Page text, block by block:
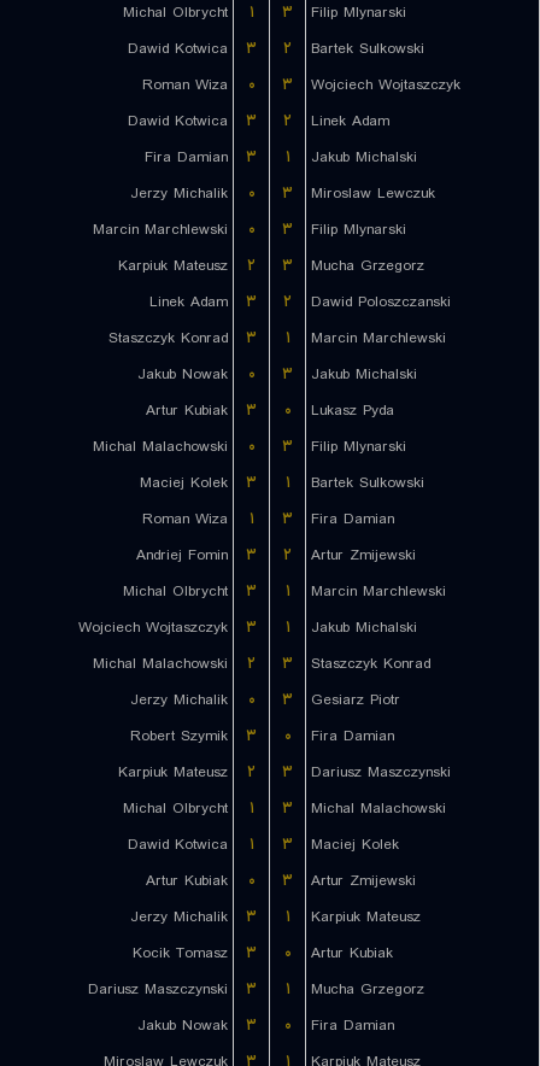
Michal Olbrycht
۱ ۳
Filip Mlynarski
Dawid Kotwica
۳ ۲
Bartek Sulkowski
Roman Wiza
۰ ۳
Wojciech Wojtaszczyk
Dawid Kotwica
۳ ۲
Linek Adam
Fira Damian
۳ ۱
Jakub Michalski
Jerzy Michalik
۰ ۳
Miroslaw Lewczuk
Marcin Marchlewski
۰ ۳
Filip Mlynarski
Karpiuk Mateusz
۲ ۳
Mucha Grzegorz
Linek Adam
۳ ۲
Dawid Poloszczanski
Staszczyk Konrad
۳ ۱
Marcin Marchlewski
Jakub Nowak
۰ ۳
Jakub Michalski
Artur Kubiak
۳ ۰
Lukasz Pyda
Michal Malachowski
۰ ۳
Filip Mlynarski
Maciej Kolek
۳ ۱
Bartek Sulkowski
Roman Wiza
۱ ۳
Fira Damian
Andriej Fomin
۳ ۲
Artur Zmijewski
Michal Olbrycht
۳ ۱
Marcin Marchlewski
Wojciech Wojtaszczyk
۳ ۱
Jakub Michalski
Michal Malachowski
۲ ۳
Staszczyk Konrad
Jerzy Michalik
۰ ۳
Gesiarz Piotr
Robert Szymik
۳ ۰
Fira Damian
Karpiuk Mateusz
۲ ۳
Dariusz Maszczynski
Michal Olbrycht
۱ ۳
Michal Malachowski
Dawid Kotwica
۱ ۳
Maciej Kolek
Artur Kubiak
۰ ۳
Artur Zmijewski
Jerzy Michalik
۳ ۱
Karpiuk Mateusz
Kocik Tomasz
۳ ۰
Artur Kubiak
Dariusz Maszczynski
۳ ۱
Mucha Grzegorz
Jakub Nowak
۳ ۰
Fira Damian